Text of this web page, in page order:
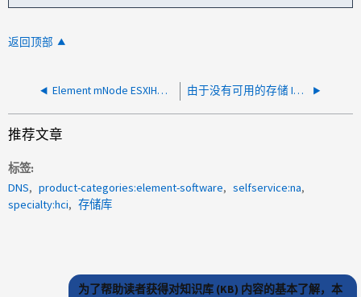
返回顶部
Element mNode ESXIHostAuthError 由于没有可用的存储 IP 地址，元素节点卡在 PendingActive 状态
推荐文章
标签
DNS
product-categories:element-software
selfservice:na
specialty:hci
存储库
为了帮助读者获得对知识库 (KB) 内容的基本了解，本